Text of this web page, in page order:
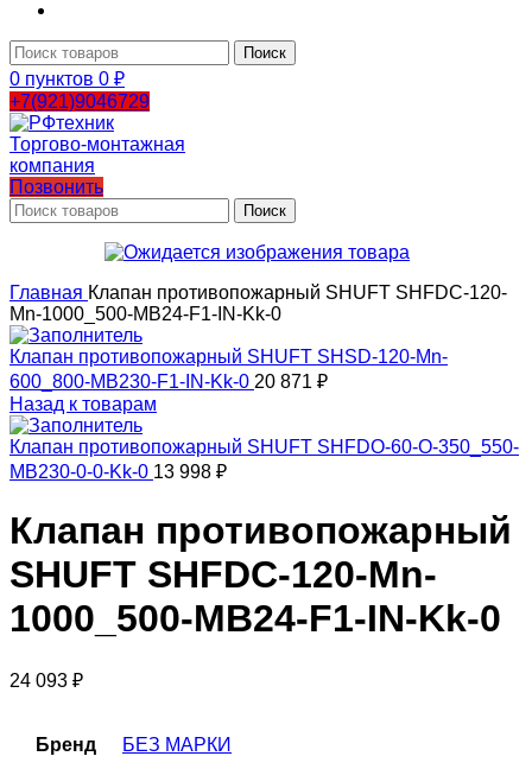
Поиск
0 пунктов 0 ₽
+7(921)9046729
Позвонить
Поиск
Главная Клапан противопожарный SHUFT SHFDC-120-
Mn-1000_500-MB24-F1-IN-Kk-0
Клапан противопожарный SHUFT SHSD-120-Mn-
600_800-MB230-F1-IN-Kk-0 20 871 ₽
Назад к товарам
Клапан противопожарный SHUFT SHFDO-60-O-350_550-
MB230-0-0-Kk-0 13 998 ₽
Клапан противопожарный
SHUFT SHFDC-120-Mn-
1000_500-MB24-F1-IN-Kk-0
24 093 ₽
Бренд БЕЗ МАРКИ